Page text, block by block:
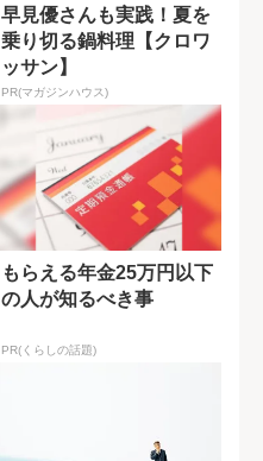
早見優さんも実践！夏を
乗り切る鍋料理【クロワ
ッサン】
PR(マガジンハウス)
もらえる年金25万円以下
の人が知るべき事
PR(くらしの話題)